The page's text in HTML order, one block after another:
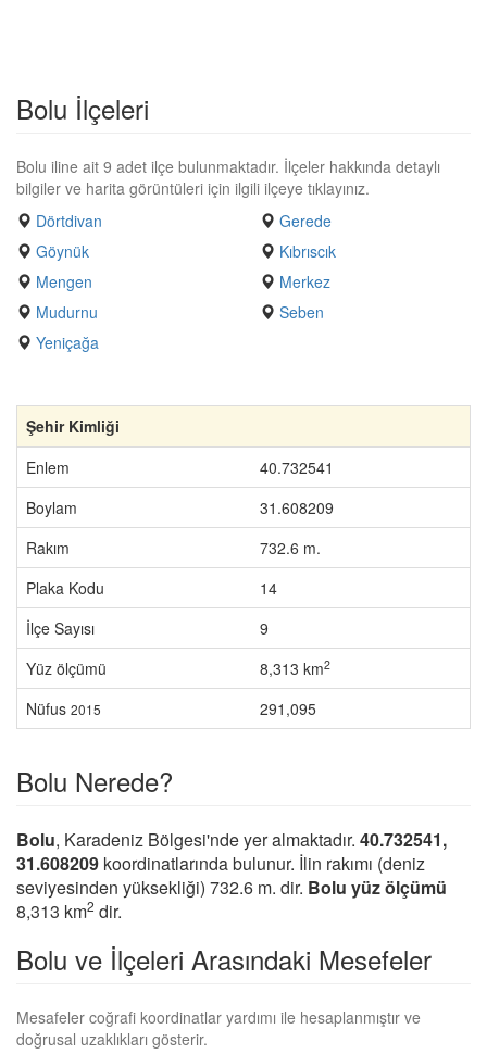
Bolu İlçeleri
Bolu iline ait 9 adet ilçe bulunmaktadır. İlçeler hakkında detaylı
bilgiler ve harita görüntüleri için ilgili ilçeye tıklayınız.
Dörtdivan
Gerede
Göynük
Kıbrıscık
Mengen
Merkez
Mudurnu
Seben
Yeniçağa
Şehir Kimliği
Enlem
40.732541
Boylam
31.608209
Rakım
732.6 m.
Plaka Kodu
14
İlçe Sayısı
9
Yüz ölçümü
8,313 km2
Nüfus 2015 291,095
Bolu Nerede?
Bolu, Karadeniz Bölgesi'nde yer almaktadır. 40.732541,
31.608209 koordinatlarında bulunur. İlin rakımı (deniz
seviyesinden yüksekliği) 732.6 m. dir. Bolu yüz ölçümü
8,313 km2 dir.
Bolu ve İlçeleri Arasındaki Mesefeler
Mesafeler coğrafi koordinatlar yardımı ile hesaplanmıştır ve
doğrusal uzaklıkları gösterir.